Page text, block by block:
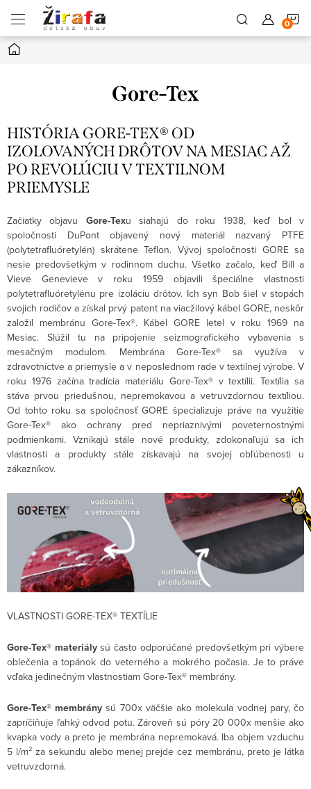
obsah
Domov
Gore-Tex
HISTÓRIA GORE-TEX® OD
IZOLOVANÝCH DRÔTOV NA MESIAC AŽ
PO REVOLÚCIU V TEXTILNOM
PRIEMYSLE
Začiatky objavu Gore-Texu siahajú do roku 1938, keď bol v
spoločnosti DuPont objavený nový materiál nazvaný PTFE
(polytetrafluóretylén) skrátene Teflon. Vývoj spoločnosti GORE sa
nesie predovšetkým v rodinnom duchu. Všetko začalo, keď Bill a
Vieve Genevieve v roku 1959 objavili špeciálne vlastnosti
polytetrafluóretylénu pre izoláciu drôtov. Ich syn Bob šiel v stopách
svojich rodičov a získal prvý patent na viacžilový kábel GORE, neskôr
založil membránu Gore-Tex®. Kábel GORE letel v roku 1969 na
Mesiac. Slúžil tu na pripojenie seizmografického vybavenia s
mesačným modulom. Membrána Gore-Tex® sa využíva v
zdravotníctve a priemysle a v neposlednom rade v textilnej výrobe. V
roku 1976 začína tradícia materiálu Gore-Tex® v textílii. Textília sa
stáva prvou priedušnou, nepremokavou a vetruvzdornou textíliou.
Od tohto roku sa spoločnosť GORE špecializuje práve na využitie
Gore-Tex® ako ochrany pred nepriaznivými poveternostnými
podmienkami. Vznikajú stále nové produkty, zdokonaľujú sa ich
vlastnosti a produkty stále získavajú na svojej obľúbenosti u
zákazníkov.
VLASTNOSTI GORE-TEX® TEXTÍLIE
Gore-Tex® materiálysú často odporúčané predovšetkým pri výbere
oblečenia a topánok do veterného a mokrého počasia. Je to práve
vďaka jedinečným vlastnostiam Gore-Tex® membrány.
Gore-Tex® membrány sú 700x väčšie ako molekula vodnej pary, čo
zapríčiňuje ľahký odvod potu. Zároveň sú póry 20 000x menšie ako
kvapka vody a preto je membrána nepremokavá. Iba objem vzduchu
5 l/m² za sekundu alebo menej prejde cez membránu, preto je látka
vetruvzdorná.